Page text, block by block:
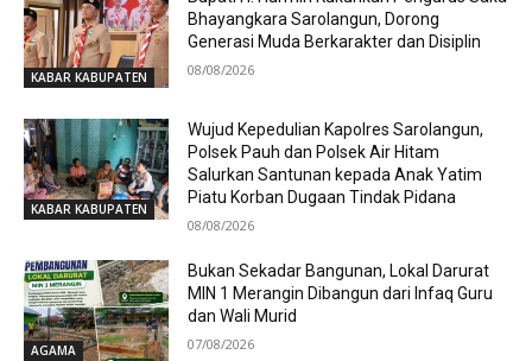
KABAR KABUPATEN
Bhayangkara Sarolangun, Dorong
Generasi Muda Berkarakter dan Disiplin
08/08/2026
KABAR KABUPATEN
Wujud Kepedulian Kapolres Sarolangun,
Polsek Pauh dan Polsek Air Hitam
Salurkan Santunan kepada Anak Yatim
Piatu Korban Dugaan Tindak Pidana
08/08/2026
AGAMA
Bukan Sekadar Bangunan, Lokal Darurat
MIN 1 Merangin Dibangun dari Infaq Guru
dan Wali Murid
07/08/2026